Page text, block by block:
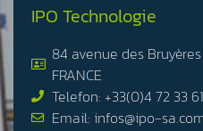
IPO Technologie
84 avenue des
FRANCE
Telefon: +33(0)4 72 33
Email: infos@ipo-